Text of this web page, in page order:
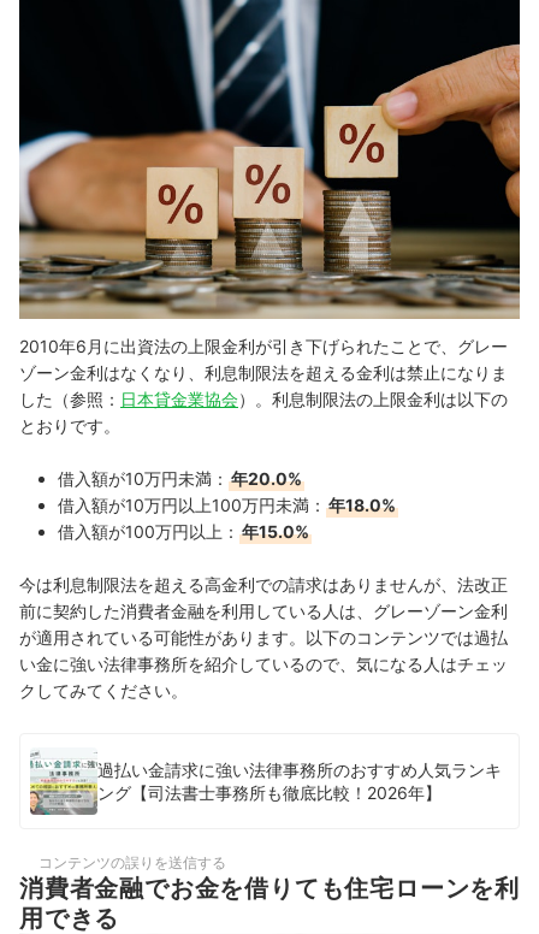
2010年6月に出資法の上限金利が引き下げられたことで、グレー
ゾーン金利はなくなり、利息制限法を超える金利は禁止になりま
した（参照： 日本貸金業協会）。 利息制限法の上限金利は以下の
とおりです。
借入額が10万円未満： 年20.0%
借入額が10万円以上100万円未満： 年18.0%
借入額が100万円以上： 年15.0%
今は利息制限法を超える高金利での請求はありませんが、法改正
前に契約した消費者金融を利用している人は、グレーゾーン金利
が適用されている可能性があります。以下のコンテンツでは過払
い金に強い法律事務所を紹介しているので、気になる人はチェッ
クしてみてください。
過払い金請求に強い法律事務所のおすすめ人気ランキ
ング【司法書士事務所も徹底比較！2026年】
コンテンツの誤りを送信する
消費者金融でお金を借りても住宅ローンを利
用できる